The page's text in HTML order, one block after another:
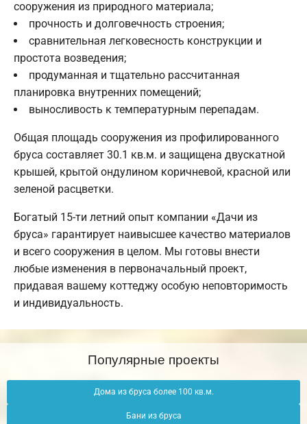
сооружения из природного материала;
прочность и долговечность строения;
сравнительная легковесность конструкции и
простота возведения;
продуманная и тщательно рассчитанная
планировка внутренних помещений;
выносливость к температурным перепадам.
Общая площадь сооружения из профилированного
бруса составляет 30.1 кв.м. и защищена двускатной
крышей, крытой ондулином коричневой, красной или
зеленой расцветки.
Богатый 15-ти летний опыт компании «Дачи из
бруса» гарантирует наивысшее качество материалов
и всего сооружения в целом. Мы готовы внести
любые изменения в первоначальный проект,
придавая вашему коттеджу особую неповторимость
и индивидуальность.
Популярные проекты
Дома из бруса более 100 кв.м.
Бани из бруса